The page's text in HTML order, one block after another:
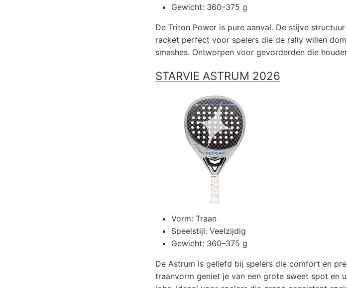
Gewicht: 360–375 g
De Triton Power is pure aanval. De stijve
racket perfect voor spelers die de rally willen
smashes. Ontworpen voor gevorderden die
STARVIE ASTRUM 2026
Vorm: Traan
Speelstijl: Veelzijdig
Gewicht: 360–375 g
De Astrum is geliefd bij spelers die comfort en
traanvorm geniet je van een grote sweet spot en